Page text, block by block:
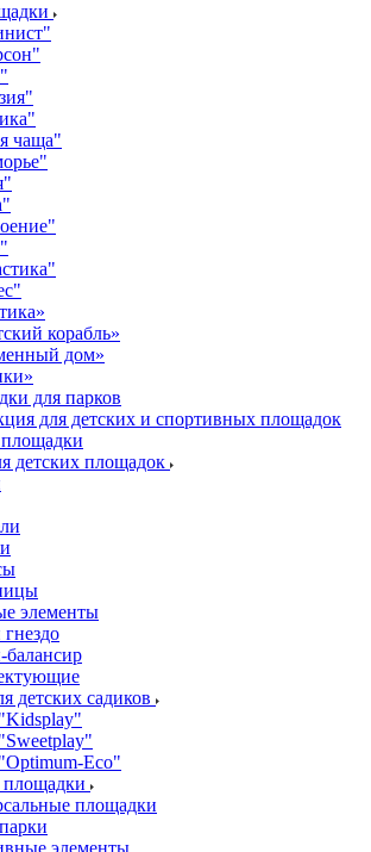
чаща"
корабль»
дом»
для парков
для детских и спортивных площадок
детских площадок
элементы
балансир
детских садиков
Еco"
площадки
элементы